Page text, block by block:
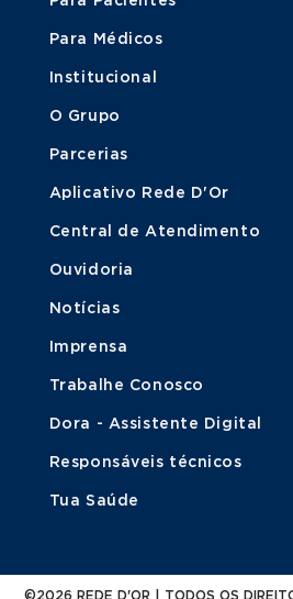
Para Médicos
Institucional
O Grupo
Parcerias
Aplicativo Rede D'Or
Central de Atendimento
Ouvidoria
Notícias
Imprensa
Trabalhe Conosco
Dora - Assistente Digital
Responsáveis técnicos
Tua Saúde
©2026 REDE D'OR | TODOS OS